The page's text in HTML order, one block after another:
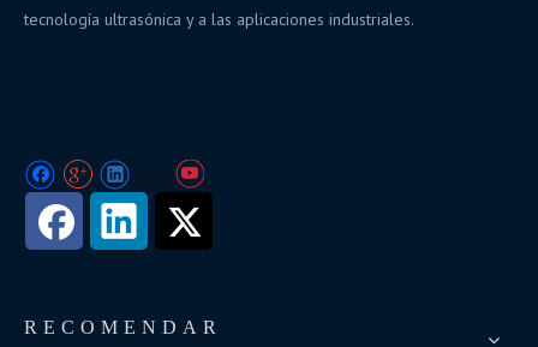
tecnología ultrasónica y a las aplicaciones industriales.
RECOMENDAR